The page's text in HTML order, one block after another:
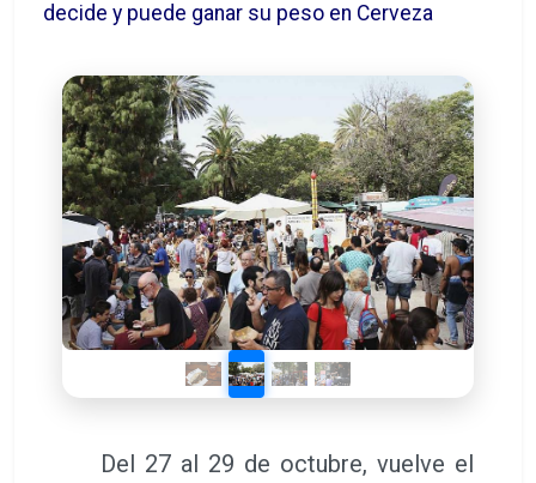
decide y puede ganar su peso en Cerveza
Del 27 al 29 de octubre, vuelve el